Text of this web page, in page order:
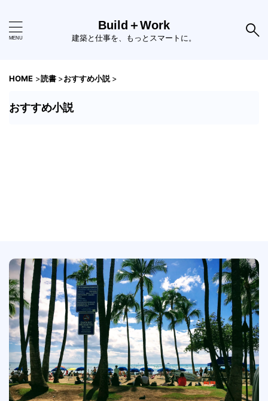
Build＋Work
建築と仕事を、もっとスマートに。
HOME >読書 >おすすめ小説 >
おすすめ小説